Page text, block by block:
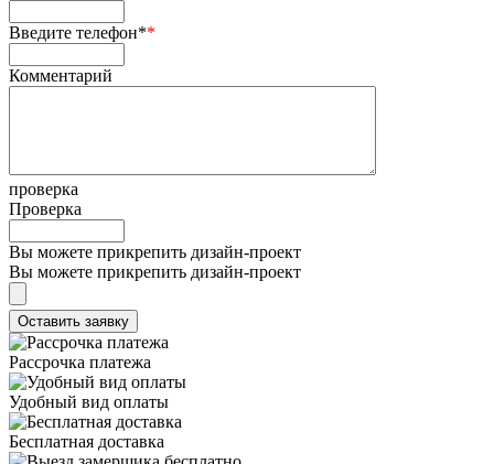
Введите телефон**
Комментарий
проверка
Проверка
Вы можете прикрепить дизайн-проект
Вы можете прикрепить дизайн-проект
Рассрочка платежа
Удобный вид оплаты
Бесплатная доставка